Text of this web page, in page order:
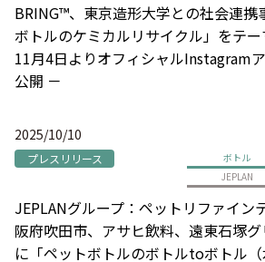
BRING™、東京造形大学との社会連携
ボトルのケミカルリサイクル」をテー
11月4日よりオフィシャルInstagram
公開 －
2025/10/10
プレスリリース ボトル
JEPLAN
JEPLANグループ：ペットリファイン
阪府吹田市、アサヒ飲料、遠東石塚
に「ペットボトルのボトルtoボトル（